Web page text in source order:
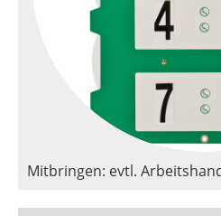
Mitbringen: evtl.